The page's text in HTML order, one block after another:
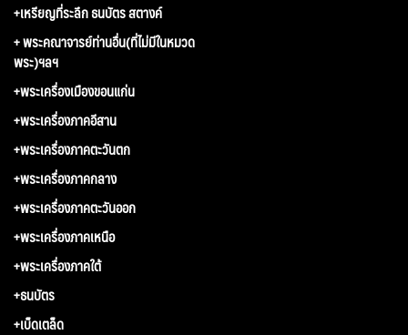
+เหรียญที่ระลึก ธนบัตร สตางค์
+ พระคณาจารย์ท่านอื่น(ที่ไม่มีในหมวด
พระ)ฯลฯ
+พระเครื่องเมืองขอนแก่น
+พระเครื่องภาคอีสาน
+พระเครื่องภาคตะวันตก
+พระเครื่องภาคกลาง
+พระเครื่องภาคตะวันออก
+พระเครื่องภาคเหนือ
+พระเครื่องภาคใต้
+ธนบัตร
+เบ็ดเตล็ด